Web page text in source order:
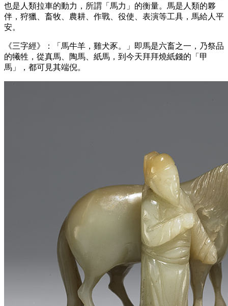
也是人類拉車的動力，所謂「馬力」的衡量。馬是人類的夥
伴，狩獵、畜牧、農耕、作戰、役使、表演等工具，馬給人平
安。
《三字經》：「馬牛羊，雞犬豕。」即馬是六畜之一，乃祭品
的犧牲，從真馬、陶馬、紙馬，到今天拜拜燒紙錢的「甲
馬」，都可見其端倪。